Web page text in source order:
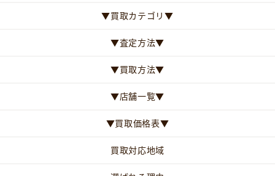
▼買取カテゴリ▼
▼査定方法▼
▼買取方法▼
▼店舗一覧▼
▼買取価格表▼
買取対応地域